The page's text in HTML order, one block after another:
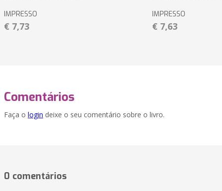
IMPRESSO
€ 7,73
IMPRESSO
€ 7,63
Comentários
Faça o login deixe o seu comentário sobre o livro.
0 comentários